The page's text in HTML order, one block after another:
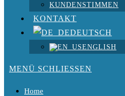
KUNDENSTIMMEN
KONTAKT
DEUTSCH
ENGLISH
MENÜ SCHLIESSEN
Home